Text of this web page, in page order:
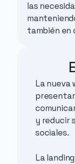
las
también en
La nueva
y reducir
sociales.
La